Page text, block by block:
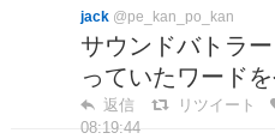
jack @pe_kan_po_kan
サウンドバトラ
っていたワード
返信 リツイート
08:19:44